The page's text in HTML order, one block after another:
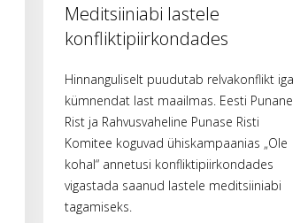
Meditsiiniabi lastele
konfliktipiirkondades
Hinnanguliselt puudutab relvakonflikt iga
kümnendat last maailmas. Eesti Punane
Rist ja Rahvusvaheline Punase Risti
Komitee koguvad ühiskampaanias „Ole
kohal“ annetusi konfliktipiirkondades
vigastada saanud lastele meditsiiniabi
tagamiseks.